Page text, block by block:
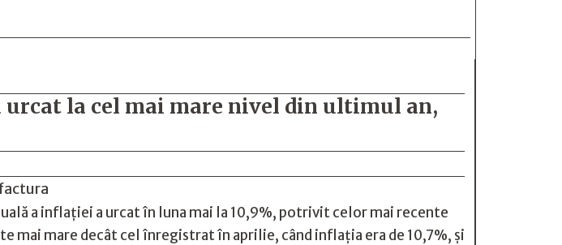
la cel mai mare nivel din ultimul an,
a inflației a urcat în luna mai la 10,9%, potrivit celor mai recente
mare decât cel înregistrat în aprilie, când inflația era de 10,7%, și